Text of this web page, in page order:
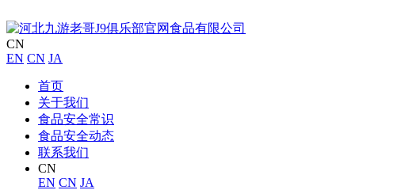
CN
EN CN JA
首页
关于我们
食品安全常识
食品安全动态
联系我们
CN
EN CN JA